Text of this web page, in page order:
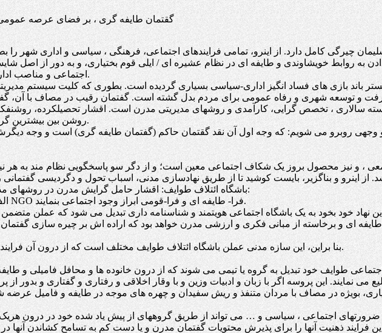
گقتمان طایفه گری ، بر فضای عرصه
کامل دارد. از اینرو، تمامی فرایندهای اجتماعی، فرهنگی ، سیاسی و اداری شهر را
به روابط خویشاوندی و طایفه ای در نظام عشیره ای / ایلی قوم بختیاری، و به دور از
اجتماعی و مناصب اداری و سیاسی را تابعی از این اصل می پندارد.
و توسعه شهری و رفاه عمومی برای مردم بدل گشته است. گفتمان رقیب در مصاف با آن،
سالاری ، تخصص گرایی، کارآمدی و روشهای مدیریتی مدرن است. اقشار تحصیلکرده،
روشن بین بیشترین گروههایی هستند که به این گفتمان تمایل دارند.
دو وجهی روبرو می شویم: که وجه اول آن نقد گقتمان حاکم (گفتمان طایفه گری) است و وجه
جمعی ، و نیز محصول بروز یک شکاف اجتماعی معین است؛ و از دگر سو پاسخگویی نظام مند به هر
باشگاه ائتلاف طوایف: اقشار حامل گرایش مدرن در روشهای مدیریت شهری و یا گفتمان توسعه و رفاه باید:
الف) با اجتماع خود در زیر چتر گسترده ی یک NGO فرا- طایفه ای و فرا-قومی ابراز وجود اجتماعی بنمایند.
نهاد خود بخود به یک باشگاه اجتماعی هویتمند و شناسنامه داری تبدیل می شود که عملن
بنا براین، این سازه مدنی عملن باشگاه ائتلاف طوایف مختلف است که از درون آن فرایندهای چالشی با گفتمان حاکم شکل می گیرد.
طوایف خود تبدیل به گروه یا تیمی می شوند که از درون خانوده ها و محافل فامیلی و
می نمایند. این پروسه اگر با زبان و ادبیات وزین و با وقار اخلاقی و رفتاری و گفتاری و بدور
ضرورتهای اجتماعی ، سیاسی و … می تواند از طریق گروههای از پیش یاد شده خود در درون
ذهنیت آنها را برای پذیرش محتویات گفتمان مدرن و یا دست کم به تسامح کشاندن آنها در